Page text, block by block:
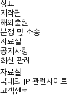
상표
저작권
해외출원
분쟁 및 소송
자료실
공지사항
최신 판례
자료실
국내외 IP 관련사이트
고객센터